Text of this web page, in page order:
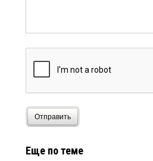
Отправить
Еще по теме